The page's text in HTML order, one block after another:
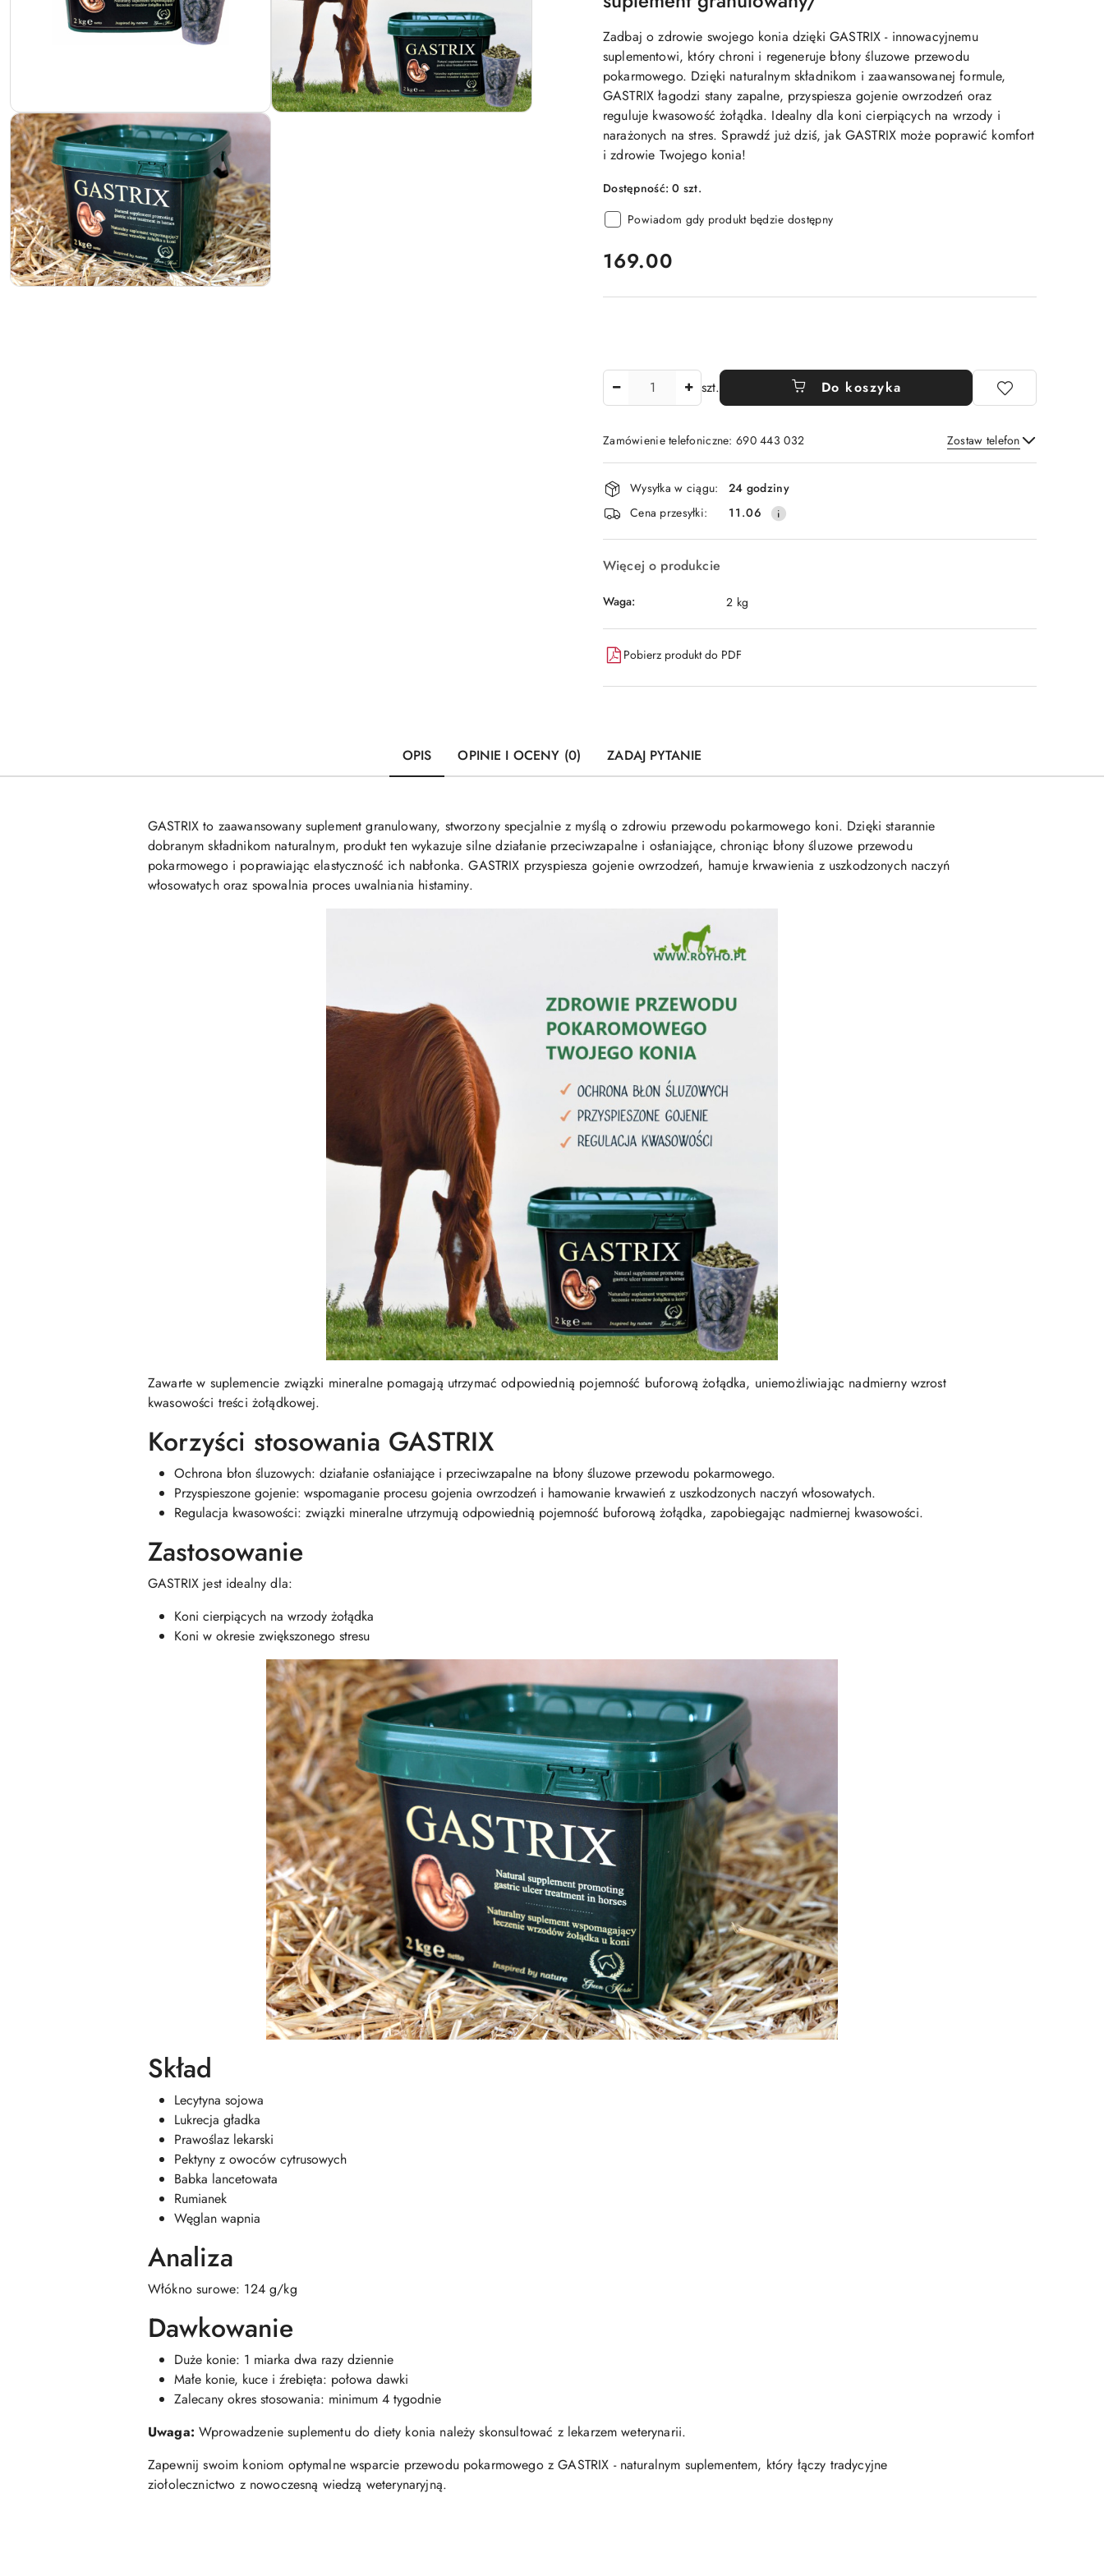
Zadbaj o zdrowie swojego konia dzięki GASTRIX - innowacyjnemu
suplementowi, który chroni i regeneruje błony śluzowe przewodu
pokarmowego. Dzięki naturalnym składnikom i zaawansowanej formule,
GASTRIX łagodzi stany zapalne, przyspiesza gojenie owrzodzeń oraz
reguluje kwasowość żołądka. Idealny dla koni cierpiących na wrzody i
narażonych na stres. Sprawdź już dziś, jak GASTRIX może poprawić komfort
i zdrowie Twojego konia!
Dostępność:0 szt.
Powiadom gdy produkt będzie dostępny
cena:
169.00
szt. Do koszyka
Zamówienie telefoniczne: 690 443 032 Zostaw telefon
Wyślij
Dostępność
i
dostawa
Wysyłka w ciągu:
24 godziny
Cena przesyłki:
11.06
Więcej o produkcie
Waga: 2 kg
Pobierz produkt do PDF
OPIS OPINIE I OCENY (0) ZADAJ PYTANIE
GASTRIX to zaawansowany suplement granulowany, stworzony specjalnie z myślą o zdrowiu przewodu pokarmowego koni. Dzięki starannie
dobranym składnikom naturalnym, produkt ten wykazuje silne działanie przeciwzapalne i osłaniające, chroniąc błony śluzowe przewodu
pokarmowego i poprawiając elastyczność ich nabłonka. GASTRIX przyspiesza gojenie owrzodzeń, hamuje krwawienia z uszkodzonych naczyń
włosowatych oraz spowalnia proces uwalniania histaminy.
Zawarte w suplemencie związki mineralne pomagają utrzymać odpowiednią pojemność buforową żołądka, uniemożliwiając nadmierny wzrost
kwasowości treści żołądkowej.
Korzyści stosowania GASTRIX
Ochrona błon śluzowych: działanie osłaniające i przeciwzapalne na błony śluzowe przewodu pokarmowego.
Przyspieszone gojenie: wspomaganie procesu gojenia owrzodzeń i hamowanie krwawień z uszkodzonych naczyń włosowatych.
Regulacja kwasowości: związki mineralne utrzymują odpowiednią pojemność buforową żołądka, zapobiegając nadmiernej kwasowości.
Zastosowanie
GASTRIX jest idealny dla:
Koni cierpiących na wrzody żołądka
Koni w okresie zwiększonego stresu
Skład
Lecytyna sojowa
Lukrecja gładka
Prawoślaz lekarski
Pektyny z owoców cytrusowych
Babka lancetowata
Rumianek
Węglan wapnia
Analiza
Włókno surowe: 124 g/kg
Dawkowanie
Duże konie: 1 miarka dwa razy dziennie
Małe konie, kuce i źrebięta: połowa dawki
Zalecany okres stosowania: minimum 4 tygodnie
Uwaga: Wprowadzenie suplementu do diety konia należy skonsultować z lekarzem weterynarii.
Zapewnij swoim koniom optymalne wsparcie przewodu pokarmowego z GASTRIX - naturalnym suplementem, który łączy tradycyjne
ziołolecznictwo z nowoczesną wiedzą weterynaryjną.